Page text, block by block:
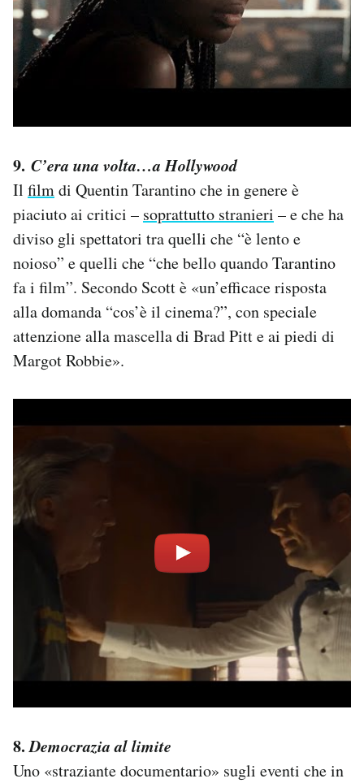
9. C’era una volta…a Hollywood
Il filmdi Quentin Tarantino che in genere è
piaciuto ai critici – soprattutto stranieri – e che ha
diviso gli spettatori tra quelli che “è lento e
noioso” e quelli che “che bello quando Tarantino
fa i film”. Secondo Scott è «un’efficace risposta
alla domanda “cos’è il cinema?”, con speciale
attenzione alla mascella di Brad Pitt e ai piedi di
Margot Robbie».
8.Democrazia al limite
Uno «straziante documentario» sugli eventi che in